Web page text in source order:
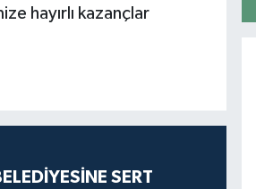
hayırlı kazançlar
SERT